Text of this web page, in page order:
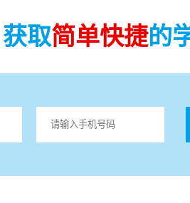
获取简单快捷的